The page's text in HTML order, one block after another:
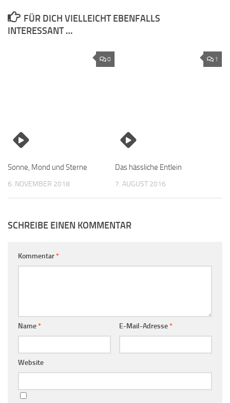
FÜR DICH VIELLEICHT EBENFALLS
INTERESSANT …
0
Sonne, Mond und Sterne
6. NOVEMBER 2018
1
Das hässliche Entlein
7. AUGUST 2016
SCHREIBE EINEN KOMMENTAR
Kommentar*
Name* E-Mail-Adresse*
Website